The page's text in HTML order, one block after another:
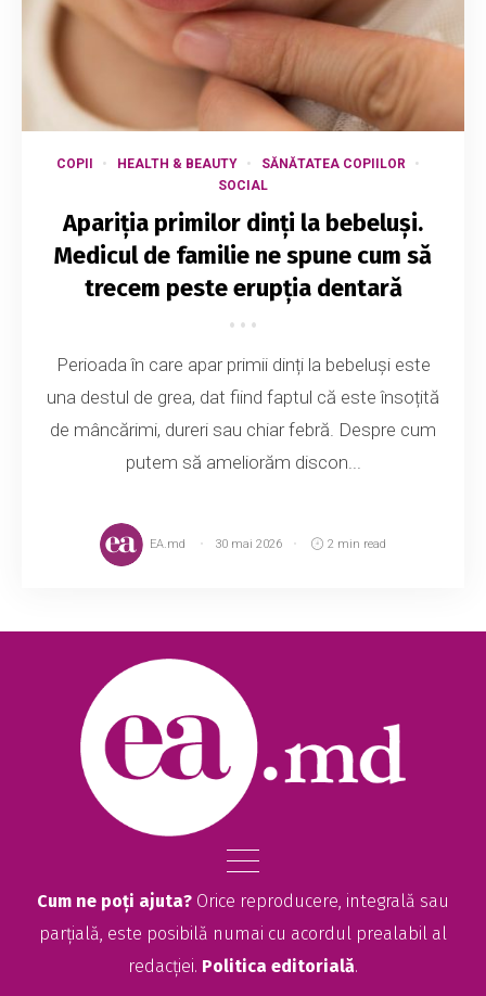
COPII HEALTH & BEAUTY
SĂNĂTATEA COPIILOR
SOCIAL
Apariția primilor dinți la bebeluși.
Medicul de familie ne spune cum să
trecem peste erupția dentară
Perioada în care apar primii dinți la bebeluși este
una destul de grea, dat fiind faptul că este însoțită
de mâncărimi, dureri sau chiar febră. Despre cum
putem să ameliorăm discon...
EA.md 30 mai 2026 2 min read
Cum ne poți ajuta? Orice reproducere, integrală sau
parțială, este posibilă numai cu acordul prealabil al
redacției. Politica editorială.